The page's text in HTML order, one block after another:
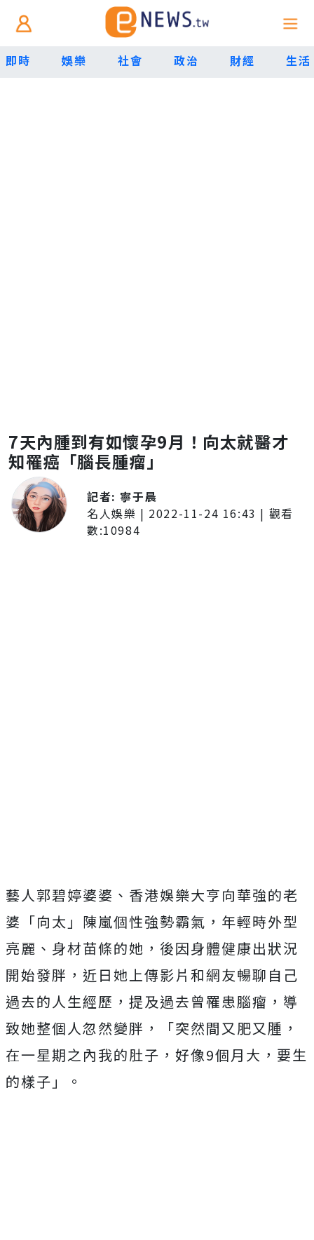
即時 娛樂 社會 政治 財經 生活
7天內腫到有如懷孕9月！向太就醫才
知罹癌「腦長腫瘤」
記者: 寧于晨
名人娛樂 | 2022-11-24 16:43 | 觀看
數:10984
藝人郭碧婷婆婆、香港娛樂大亨向華強的老
婆「向太」陳嵐個性強勢霸氣，年輕時外型
亮麗、身材苗條的她，後因身體健康出狀況
開始發胖，近日她上傳影片和網友暢聊自己
過去的人生經歷，提及過去曾罹患腦瘤，導
致她整個人忽然變胖，「突然間又肥又腫，
在一星期之內我的肚子，好像9個月大，要生
的樣子」。